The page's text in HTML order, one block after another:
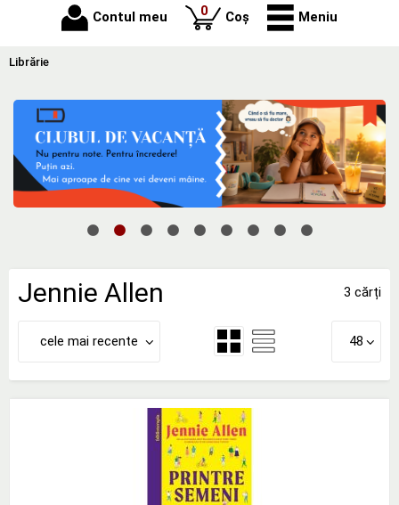
Contul meu 0produse
Coș Meniu
Librărie
Jennie Allen 3 cărți
cele mai recente 48